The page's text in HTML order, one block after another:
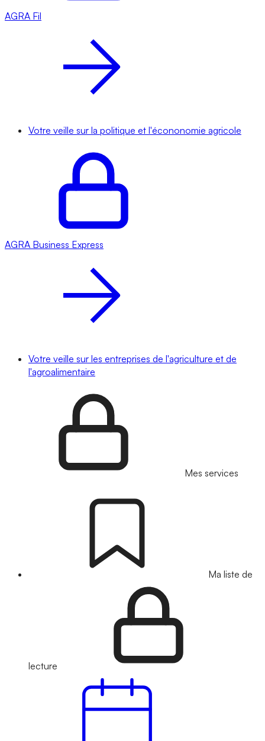
AGRA Fil
Votre veille sur la politique et l'écononomie agricole
AGRA Business Express
Votre veille sur les entreprises de l'agriculture et de
l'agroalimentaire
Mes services
Ma liste de
lecture